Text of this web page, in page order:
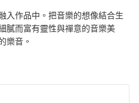
入作品中。把音樂的想像結合生
膩而富有靈性與禪意的音樂美
樂音。